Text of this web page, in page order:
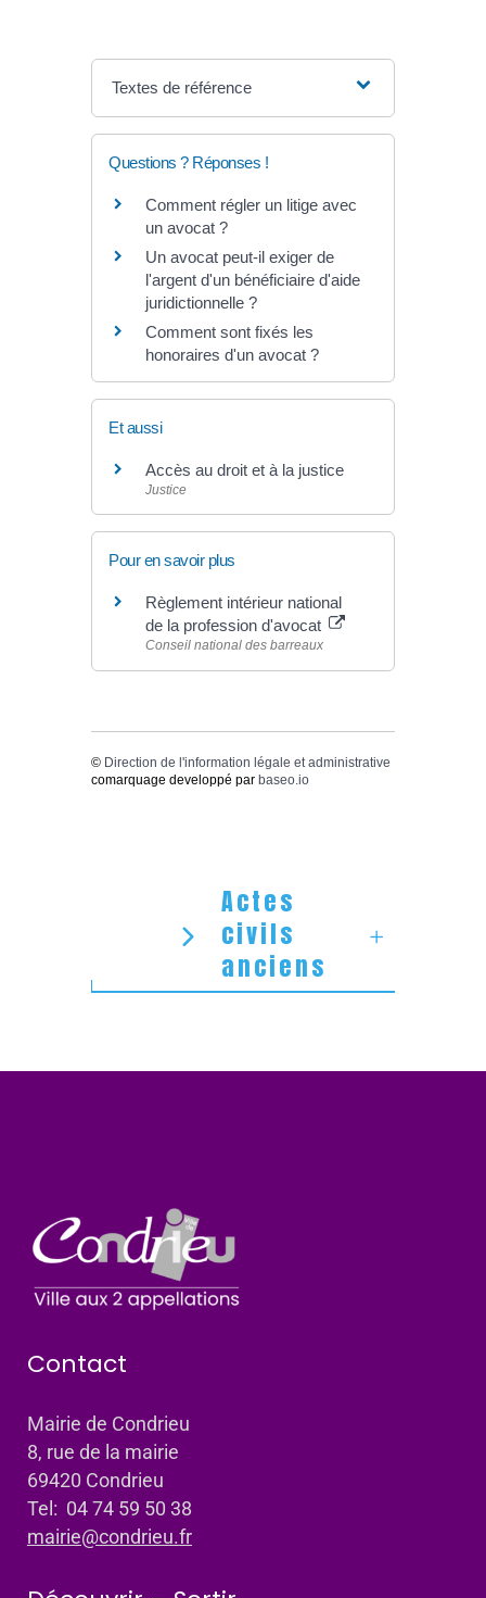
Textes de référence
Questions ? Réponses !
Comment régler un litige avec
un avocat ?
Un avocat peut-il exiger de
l'argent d'un bénéficiaire d'aide
juridictionnelle ?
Comment sont fixés les
honoraires d'un avocat ?
Et aussi
Accès au droit et à la justice
Justice
Pour en savoir plus
Règlement intérieur national
de la profession d'avocat
Conseil national des barreaux
© Direction de l'information légale et administrative
comarquage developpé par baseo.io
Actes
civils
anciens
Contact
Mairie de Condrieu
8, rue de la mairie
69420 Condrieu
Tel: 04 74 59 50 38
mairie@condrieu.fr